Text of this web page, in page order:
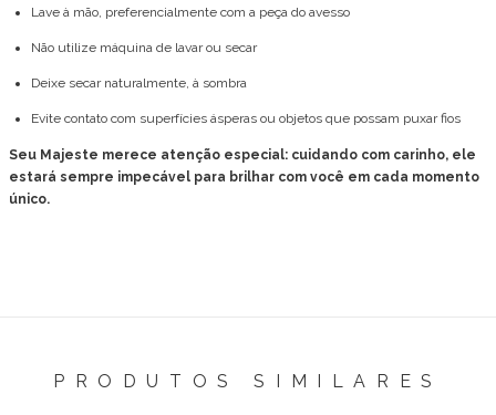
Lave à mão, preferencialmente com a peça do avesso
Não utilize máquina de lavar ou secar
Deixe secar naturalmente, à sombra
Evite contato com superfícies ásperas ou objetos que possam puxar fios
Seu Majeste merece atenção especial: cuidando com carinho, ele
estará sempre impecável para brilhar com você em cada momento
único.
PRODUTOS SIMILARES